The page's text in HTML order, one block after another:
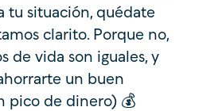
tu situación, quédate
clarito. Porque no,
de vida son iguales, y
un buen
pico de dinero) 💰